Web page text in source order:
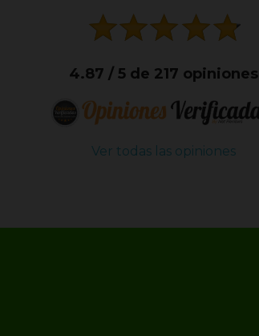
4.87 / 5 de 217 opiniones
Ver todas las opiniones